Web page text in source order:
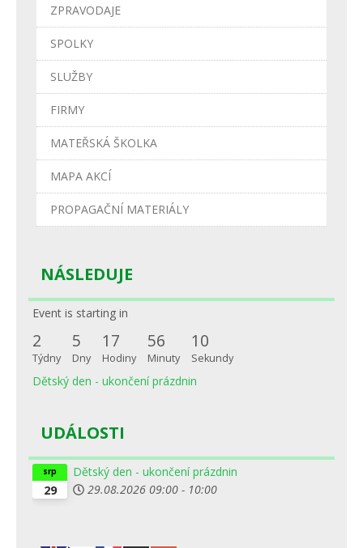
ZPRAVODAJE
SPOLKY
SLUŽBY
FIRMY
MATEŘSKÁ ŠKOLKA
MAPA AKCÍ
PROPAGAČNÍ MATERIÁLY
NÁSLEDUJE
Event is starting in
2
Týdny
5
Dny
17
Hodiny
56
Minuty
10
Sekundy
Dětský den - ukončení prázdnin
UDÁLOSTI
29
srp
Dětský den - ukončení prázdnin
29.08.2026 09:00 - 10:00